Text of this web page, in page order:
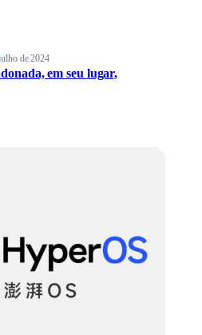
de 2024
em seu lugar,